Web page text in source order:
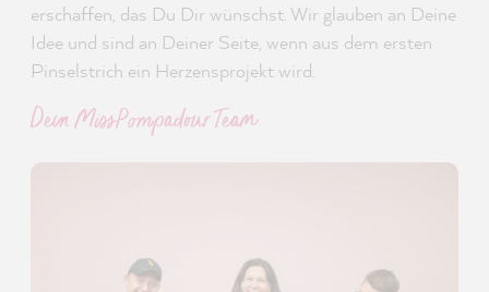
erschaffen, das Du Dir wünschst. Wir glauben an Deine
Idee und sind an Deiner Seite, wenn aus dem ersten
Pinselstrich ein Herzensprojekt wird.
Dein MissPompadour Team